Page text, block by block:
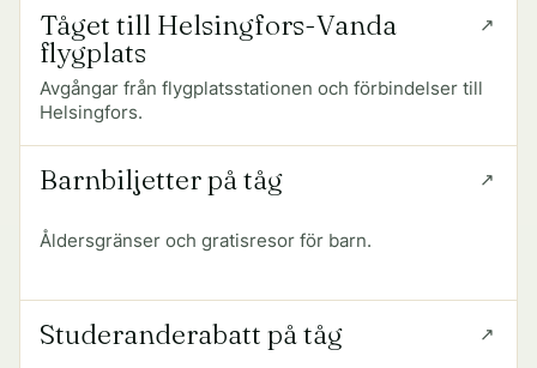
Tåget till Helsingfors-Vanda
flygplats
Avgångar från flygplatsstationen och förbindelser till
Helsingfors.
Barnbiljetter på tåg
Åldersgränser och gratisresor för barn.
Studeranderabatt på tåg